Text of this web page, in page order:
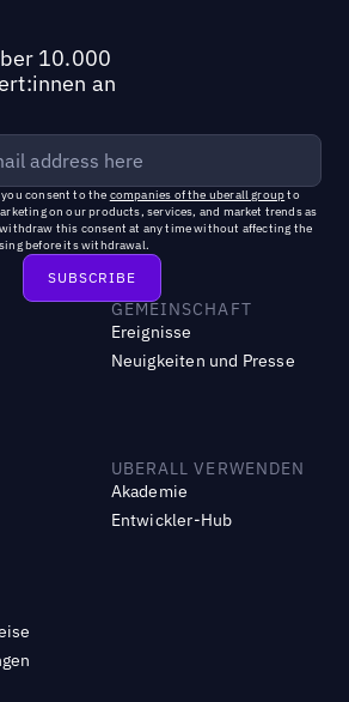
10.000
an
consent to the companies of the uberall groupto
on our products, services, and market trends as
withdraw this consent at any time without affecting the
before its withdrawal.
GEMEINSCHAFT
Ereignisse
Neuigkeiten und Presse
UBERALL VERWENDEN
Akademie
Entwickler-Hub